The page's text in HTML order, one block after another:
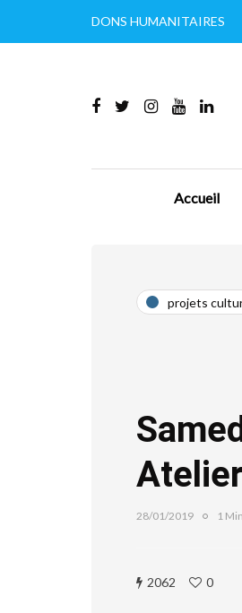
DONS HUMANITAIRES
Accueil
projets
28/01/2019 1
2062 0